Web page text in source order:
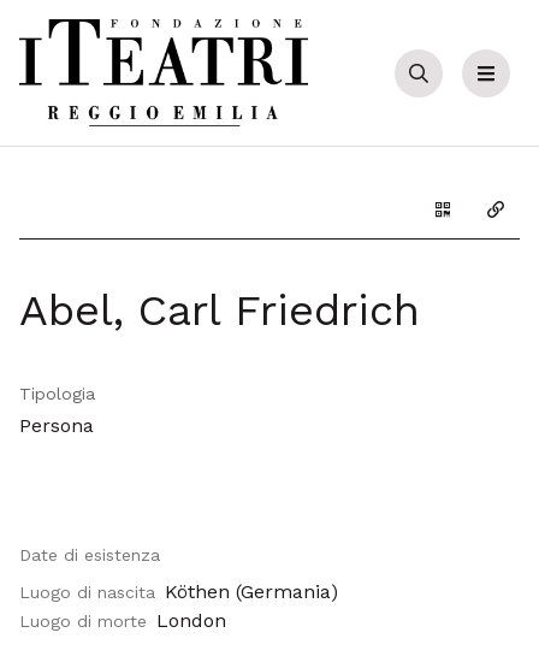
Cerca Menu
Genera il
Abel, Carl Friedrich
Tipologia
Persona
Metadati
Date di esistenza
Luogo di nascita Köthen (Germania)
Luogo di morte London